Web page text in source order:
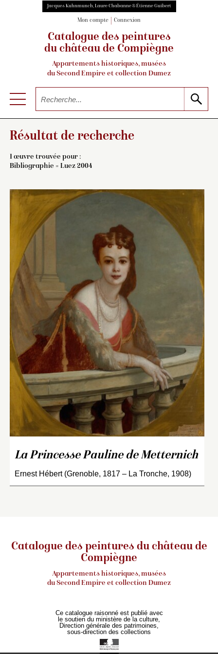
Jacques Kuhnmunch, Laure Chabanne & Étienne Guibert
Mon compte Connexion
Catalogue des peintures
du château de Compiègne
Appartements historiques, musées
du Second Empire et collection Dumez
Résultat de recherche
1 œuvre trouvée pour :
Bibliographie = Luez 2004
La Princesse Pauline de Metternich
Ernest Hébert (Grenoble, 1817 – La Tronche, 1908)
Catalogue des peintures du château de
Compiègne
Appartements historiques, musées
du Second Empire et collection Dumez
Ce catalogue raisonné est publié avec
le soutien du ministère de la culture,
Direction générale des patrimoines,
sous-direction des collections